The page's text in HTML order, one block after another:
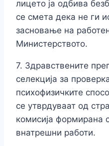
лицето ја одбива
се смета дека не ги
засновање на
Министерството.
7. Здравствените
селекција за
психофизичките
се утврдуваат од
комисија формирана
внатрешни работи.